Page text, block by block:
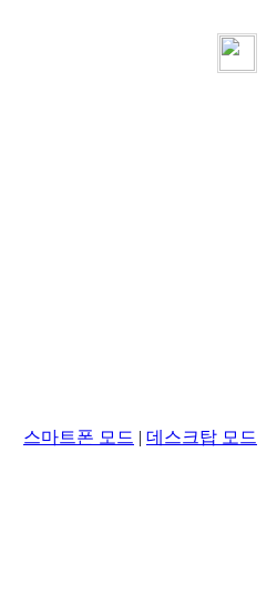
스마트폰 모드 | 데스크탑 모드